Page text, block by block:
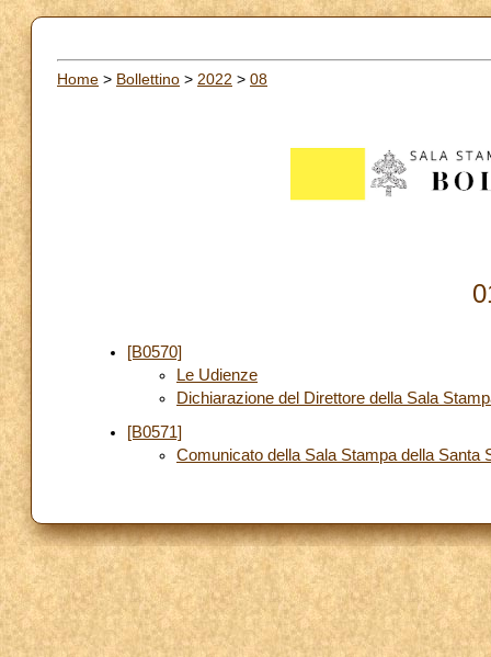
Home > Bollettino > 2022 > 08
[B0570]
Le Udienze
Dichiarazione del Direttore della Sala
[B0571]
Comunicato della Sala Stampa della Santa